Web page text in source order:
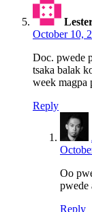
October 10,
Doc. pwede
tsaka balak
week magpa
Reply
Oo
pwede
Reply